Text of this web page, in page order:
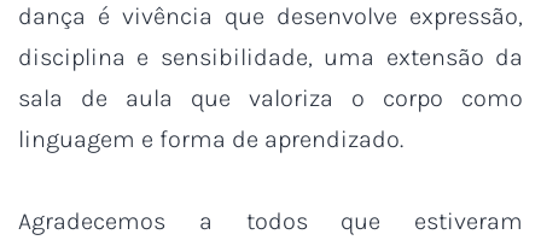
dança é vivência que desenvolve expressão,
disciplina e sensibilidade, uma extensão da
sala de aula que valoriza o corpo como
linguagem e forma de aprendizado.
Agradecemos a todos que estiveram